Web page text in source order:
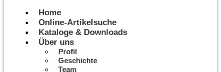
Home
Online-Artikelsuche
Kataloge & Downloads
Über uns
Profil
Geschichte
Team